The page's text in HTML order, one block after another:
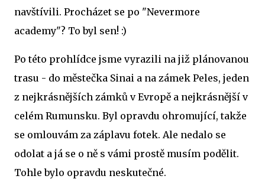
navštívili. Procházet se po "Nevermore
academy"? To byl sen! :)
Po této prohlídce jsme vyrazili na již plánovanou
trasu - do městečka Sinai a na zámek Peles, jeden
z nejkrásnějších zámků v Evropě a nejkrásnější v
celém Rumunsku. Byl opravdu ohromující, takže
se omlouvám za záplavu fotek. Ale nedalo se
odolat a já se o ně s vámi prostě musím podělit.
Tohle bylo opravdu neskutečné.